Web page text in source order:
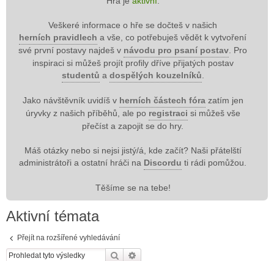
Veškeré informace o hře se dočteš v našich
herních pravidlech a vše, co potřebuješ vědět k vytvoření
své první postavy najdeš v návodu pro psaní postav. Pro
inspiraci si můžeš projít profily dříve přijatých postav
studentů a dospělých kouzelníků.
Jako návštěvník uvidíš v herních částech fórazatím jen
úryvky z našich příběhů, ale po registraci si můžeš vše
přečíst a zapojit se do hry.
Máš otázky nebo si nejsi jistý/á, kde začít? Naši přátelští
administrátoři a ostatní hráči na Discordu ti rádi pomůžou.
Těšíme se na tebe!
Aktivní témata
Přejít na rozšířené vyhledávání
Hledat